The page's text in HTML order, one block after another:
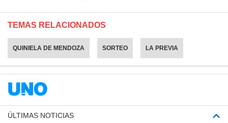
TEMAS RELACIONADOS
QUINIELA DE MENDOZA SORTEO LA PREVIA
ÚLTIMAS NOTICIAS